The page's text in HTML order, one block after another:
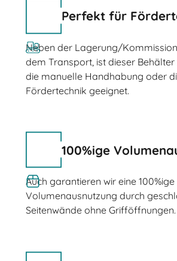
Perfekt für
Neben der Lagerung/
dem Transport, ist dieser
die manuelle Handhabung oder
Fördertechnik geeignet.
100%ige
Auch garantieren wir eine 100%ige
Volumenausnutzung durch
Seitenwände ohne Grifföffnungen.